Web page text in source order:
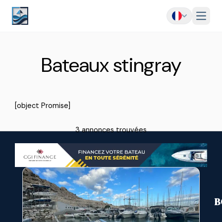
Menu
Bateaux stingray
[object Promise]
3 annonces trouvées